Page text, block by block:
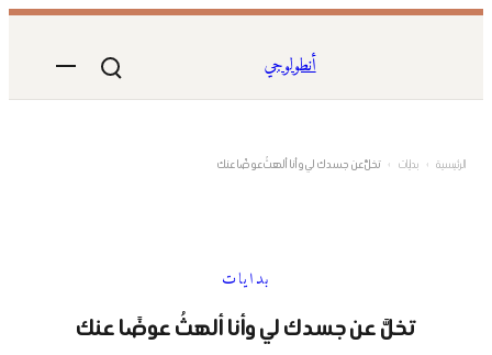
المحتوى
أنطولوجي
الرئيسية › بدايات › تخلَّ عن جسدك لي وأنا ألهثُ عوضًا عنك
بدايات
تخلَّ عن جسدك لي وأنا ألهثُ عوضًا عنك